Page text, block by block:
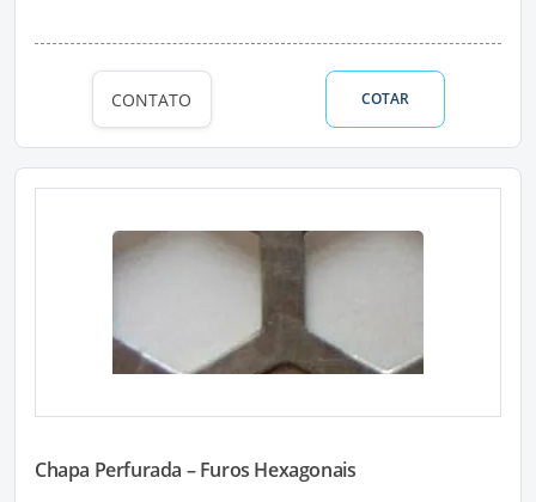
CONTATO COTAR
Chapa Perfurada – Furos Hexagonais